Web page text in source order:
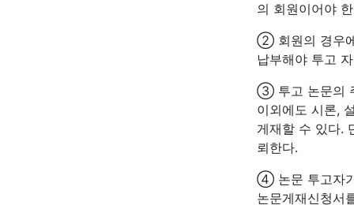
의 회원이어야
② 회원의 경우
납부해야 투고
③ 투고 논문의
이외에도 시론,
게재할 수 있다.
뢰한다.
④ 논문 투고자
논문게재신청서